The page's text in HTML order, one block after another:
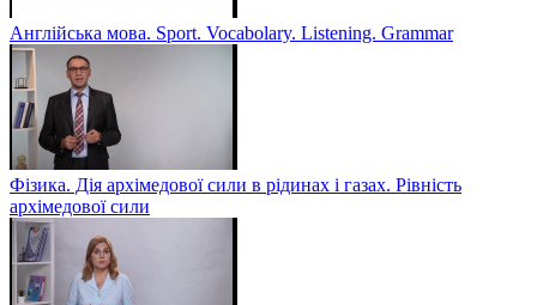
Англійська мова. Sport. Vocabolary. Listening. Grammar
Фізика. Дія архімедової сили в рідинах і газах. Рівність
архімедової сили